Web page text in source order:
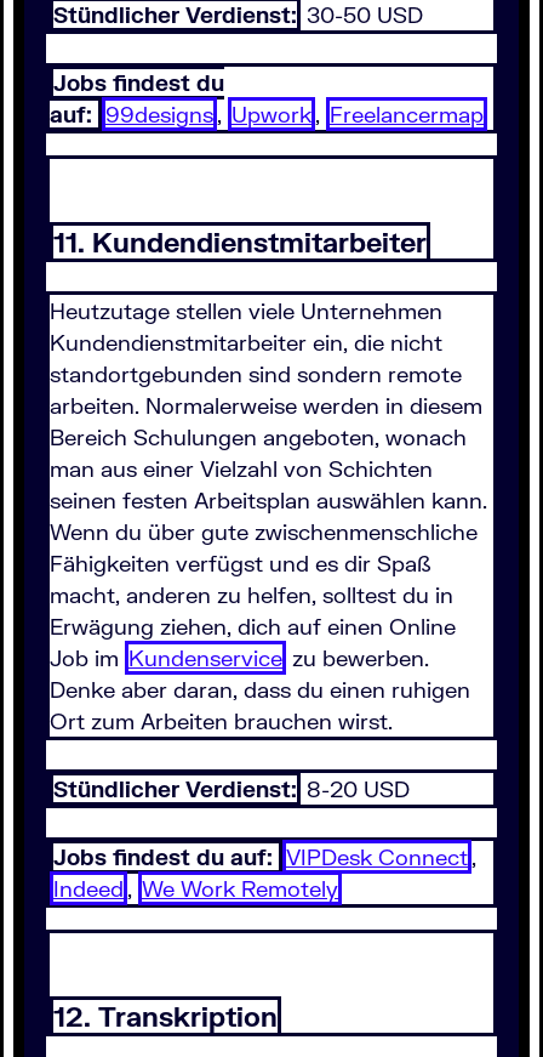
Stündlicher Verdienst: 30-50 USD
Jobs findest du
auf: 99designs, Upwork, Freelancermap
11. Kundendienstmitarbeiter
Heutzutage stellen viele Unternehmen
Kundendienstmitarbeiter ein, die nicht
standortgebunden sind sondern remote
arbeiten. Normalerweise werden in diesem
Bereich Schulungen angeboten, wonach
man aus einer Vielzahl von Schichten
seinen festen Arbeitsplan auswählen kann.
Wenn du über gute zwischenmenschliche
Fähigkeiten verfügst und es dir Spaß
macht, anderen zu helfen, solltest du in
Erwägung ziehen, dich auf einen Online
Job im Kundenservice zu bewerben.
Denke aber daran, dass du einen ruhigen
Ort zum Arbeiten brauchen wirst.
Stündlicher Verdienst: 8-20 USD
Jobs findest du auf: VIPDesk Connect,
Indeed , We Work Remotely
12. Transkription